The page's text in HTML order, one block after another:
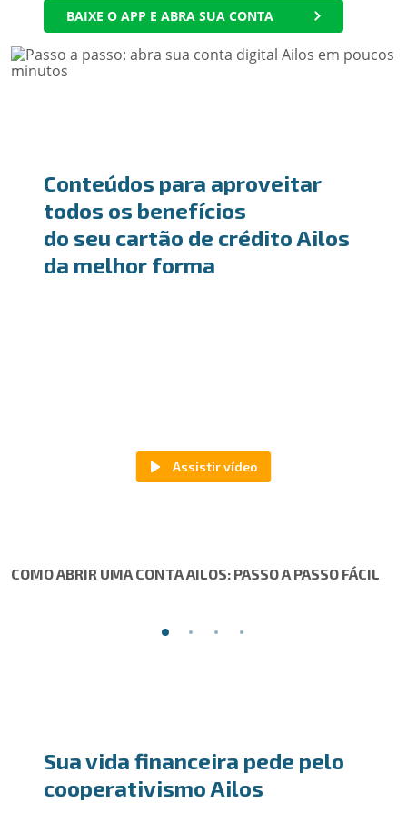
BAIXE O APP E ABRA SUA CONTA
Conteúdos para aproveitar
todos os benefícios
do seu cartão de crédito Ailos
da melhor forma
COMO ABRIR UMA CONTA AILOS: PASSO A PASSO FÁCIL
Sua vida financeira pede pelo
cooperativismo Ailos